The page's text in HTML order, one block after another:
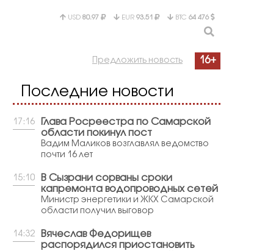
USD 80.97 EUR 93.51 BTC 64 476
Предложить новость 16+
Последние новости
17:16
Глава Росреестра по Самарской
области покинул пост
Вадим Маликов возглавлял ведомство
почти 16 лет
15:10
В Сызрани сорваны сроки
капремонта водопроводных сетей
Министр энергетики и ЖКХ Самарской
области получил выговор
14:32
Вячеслав Федорищев
распорядился приостановить